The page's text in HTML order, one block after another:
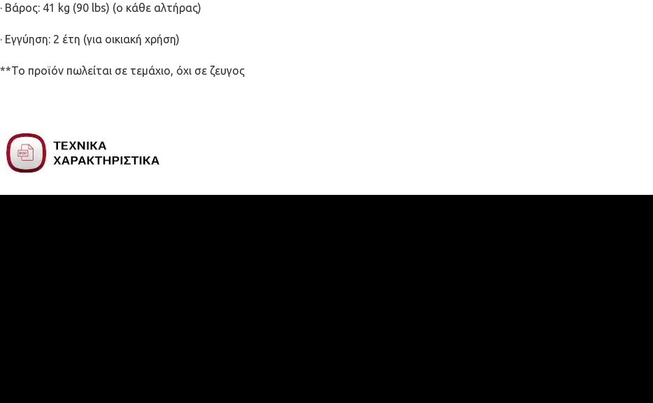
· Βάρος: 41 kg (90 lbs) (ο κάθε αλτήρας)
· Εγγύηση: 2 έτη (για οικιακή χρήση)
**Το προϊόν πωλείται σε τεμάχιο, όχι σε ζευγος